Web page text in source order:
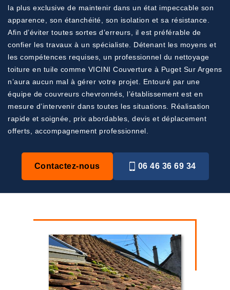
la plus exclusive de maintenir dans un état impeccable son
apparence, son étanchéité, son isolation et sa résistance.
Afin d’éviter toutes sortes d’erreurs, il est préférable de
confier les travaux à un spécialiste. Détenant les moyens et
les compétences requises, un professionnel du nettoyage
toiture en tuile comme VICINI Couverture à Puget Sur Argens
n’aura aucun mal à gérer votre projet. Entouré par une
équipe de couvreurs chevronnés, l’établissement est en
mesure d’intervenir dans toutes les situations. Réalisation
rapide et soignée, prix abordables, devis et déplacement
offerts, accompagnement professionnel.
Contactez-nous 06 46 36 69 34